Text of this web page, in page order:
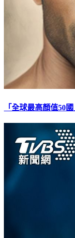
「全球最高顏值50